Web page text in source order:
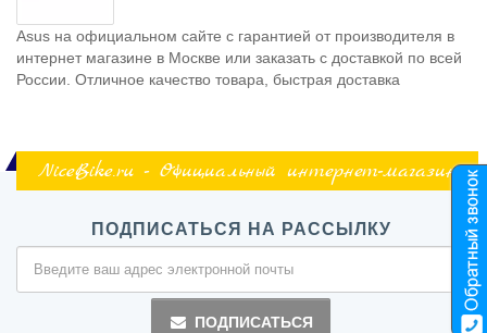
Asus на официальном сайте с гарантией от производителя в
интернет магазине в Москве или заказать с доставкой по всей
России. Отличное качество товара, быстрая доставка
NiceBike.ru - Официальный интернет-магазин
ПОДПИСАТЬСЯ НА РАССЫЛКУ
ПОДПИСАТЬСЯ